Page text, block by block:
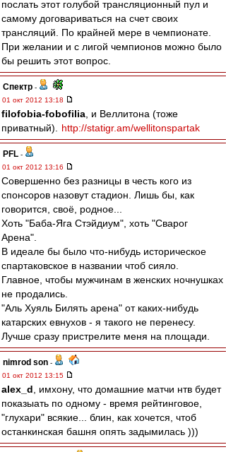
послать этот голубой трансляционный пул и
самому договариваться на счет своих
трансляций. По крайней мере в чемпионате.
При желании и с лигой чемпионов можно было
бы решить этот вопрос.
Спектр -
01 окт 2012 13:18
filofobia-fobofilia , и Веллитона (тоже
приватный).
http://statigr.am/wellitonspartak
PFL -
01 окт 2012 13:16
Совершенно без разницы в честь кого из
спонсоров назовут стадион. Лишь бы, как
говорится, своё, родное...
Хоть "Баба-Яга Стэйдиум", хоть "Сварог
Арена".
В идеале бы было что-нибудь историческое
спартаковское в названии чтоб сияло.
Главное, чтобы мужчинам в женских ночнушках
не продались.
"Аль Хуяль Билять арена" от каких-нибудь
катарских евнухов - я такого не перенесу.
Лучше сразу пристрелите меня на площади.
nimrod son -
01 окт 2012 13:15
alex_d , имхону, что домашние матчи нтв будет
показыать по одному - время рейтинговое,
"глухари" всякие... блин, как хочется, чтоб
останкинская башня опять задымилась )))